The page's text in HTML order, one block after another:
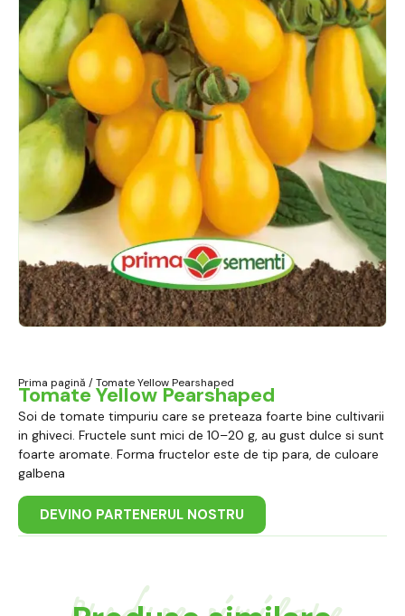
Prima pagină / Tomate Yellow Pearshaped
Tomate Yellow Pearshaped
Soi de tomate timpuriu care se preteaza foarte bine cultivarii
in ghiveci. Fructele sunt mici de 10–20 g, au gust dulce si sunt
foarte aromate. Forma fructelor este de tip para, de culoare
galbena
DEVINO PARTENERUL NOSTRU